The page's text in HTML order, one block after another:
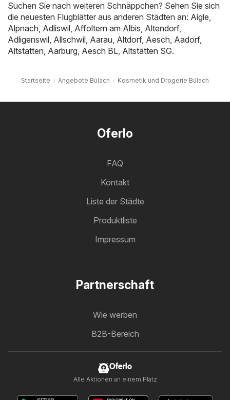
Suchen Sie nach weiteren Schnäppchen? Sehen Sie sich
die neuesten Flugblätter aus anderen Städten an: Aigle,
Alpnach, Adliswil, Affoltern am Albis, Altendorf,
Adligenswil, Allschwil, Aarau, Altdorf, Aesch, Aadorf,
Altstätten, Aarburg, Aesch BL, Altstätten SG.
Startseite Angebote Bülach Kosmetik und Drogerie Bülach
Oferlo
FAQ
Kontakt
Liste der Städte
Produktliste
Impressum
Partnerschaft
Wie werben
B2B-Bereich
Oferlo
Alle Aktionen an einem Platz